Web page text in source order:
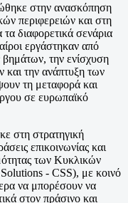
στην ανασκόπηση
περιφερειών και στη
διαφορετικά σενάρια
εργάστηκαν από
την ενίσχυση
και την ανάπτυξη των
τη μεταφορά και
σε ευρωπαϊκό
στη στρατηγική
επικοινωνίας και
των Κυκλικών
- CSS), με κοινό
να μπορέσουν να
στον πράσινο και